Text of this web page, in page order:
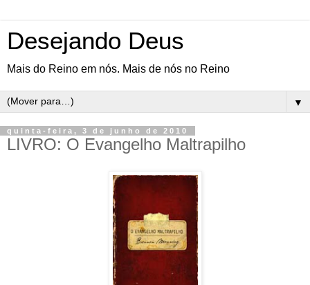
Desejando Deus
Mais do Reino em nós. Mais de nós no Reino
▼
quinta-feira, 3 de junho de 2010
LIVRO: O Evangelho Maltrapilho